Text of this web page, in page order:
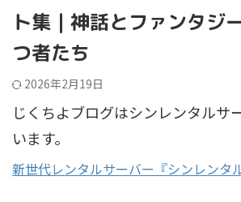
ト集｜神話とファンタジ
つ者たち
2026年2月19日
じくちよブログはシンレンタルサ
います。
新世代レンタルサーバー『シンレンタ